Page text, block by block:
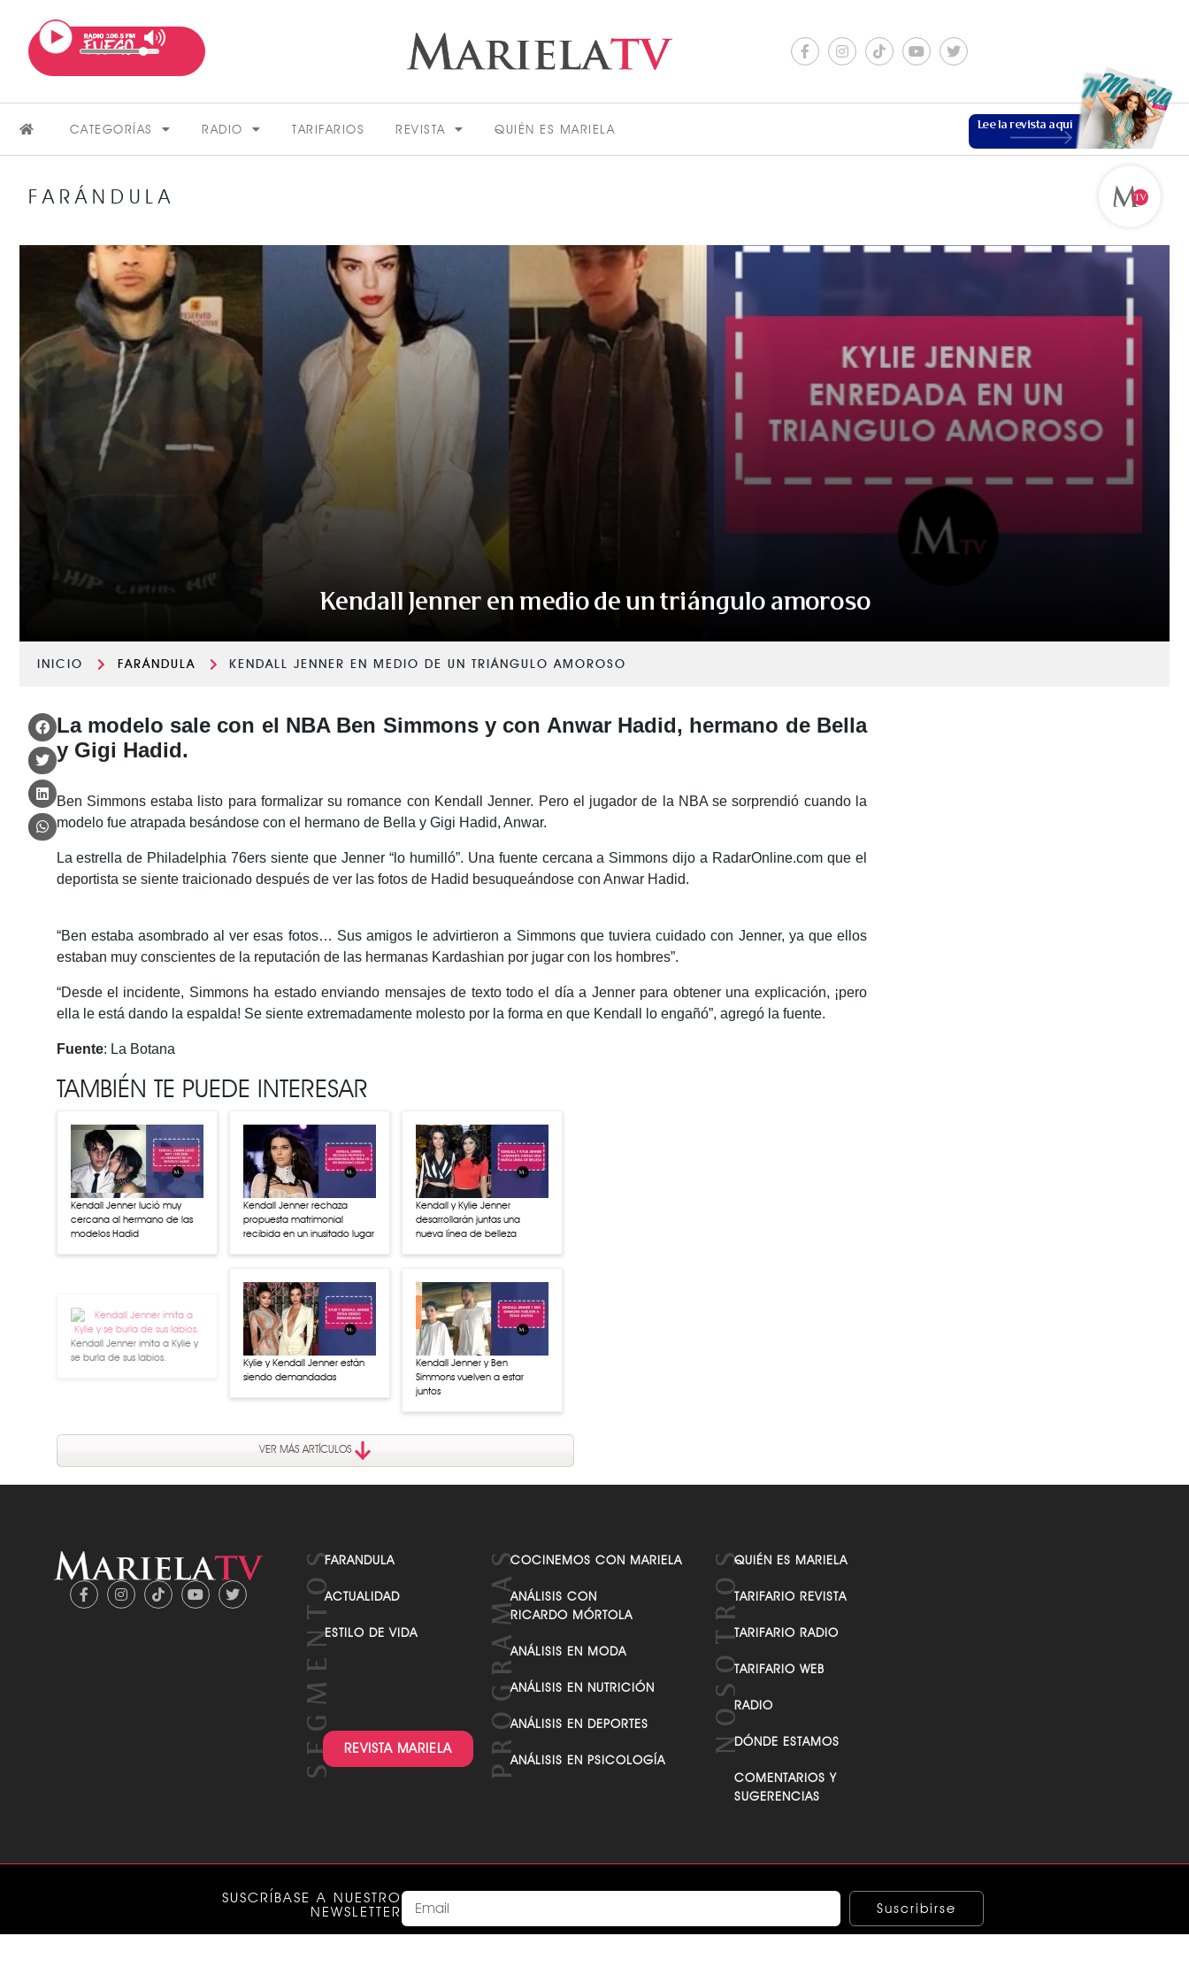
CATEGORÍAS RADIO TARIFARIOS REVISTA QUIÉN ES MARIELA Lee la revista aquí
FARÁNDULA
VER MÁS
ACTUALIDAD ESTILO DE VIDA
VER TODAS LAS CATEGORÍAS
FARÁNDULA
Kendall Jenner en medio de un triángulo amoroso
INICIO FARÁNDULA KENDALL JENNER EN MEDIO DE UN TRIÁNGULO AMOROSO
La modelo sale con el NBA Ben Simmons y con Anwar Hadid, hermano de Bella
y Gigi Hadid.
Ben Simmons estaba listo para formalizar su romance con Kendall Jenner. Pero el jugador de la NBA se sorprendió cuando la
modelo fue atrapada besándose con el hermano de Bella y Gigi Hadid, Anwar.
La estrella de Philadelphia 76ers siente que Jenner “lo humilló”. Una fuente cercana a Simmons dijo a RadarOnline.com que el
deportista se siente traicionado después de ver las fotos de Hadid besuqueándose con Anwar Hadid.
“Ben estaba asombrado al ver esas fotos… Sus amigos le advirtieron a Simmons que tuviera cuidado con Jenner, ya que ellos
estaban muy conscientes de la reputación de las hermanas Kardashian por jugar con los hombres”.
“Desde el incidente, Simmons ha estado enviando mensajes de texto todo el día a Jenner para obtener una explicación, ¡pero
ella le está dando la espalda! Se siente extremadamente molesto por la forma en que Kendall lo engañó”, agregó la fuente.
Fuente: La Botana
TAMBIÉN TE PUEDE INTERESAR
Kendall Jenner lució muy
cercana al hermano de las
modelos Hadid
se burla de sus labios.
Kendall Jenner rechaza
propuesta matrimonial
recibida en un inusitado lugar
Kylie y Kendall Jenner están
siendo demandadas
Kendall y Kylie Jenner
desarrollarán juntas una
nueva línea de belleza
Kendall Jenner y Ben
Simmons vuelven a estar
juntos
VER MÁS ARTÍCULOS
FARANDULA
ACTUALIDAD
ESTILO DE VIDA
REVISTA MARIELA
COCINEMOS CON MARIELA
ANÁLISIS CON
RICARDO MÓRTOLA
ANÁLISIS EN MODA
ANÁLISIS EN NUTRICIÓN
ANÁLISIS EN DEPORTES
ANÁLISIS EN PSICOLOGÍA
QUIÉN ES MARIELA
TARIFARIO REVISTA
TARIFARIO RADIO
TARIFARIO WEB
RADIO
DÓNDE ESTAMOS
COMENTARIOS Y
SUGERENCIAS
SUSCRÍBASE A NUESTRO
NEWSLETTER
Suscribirse